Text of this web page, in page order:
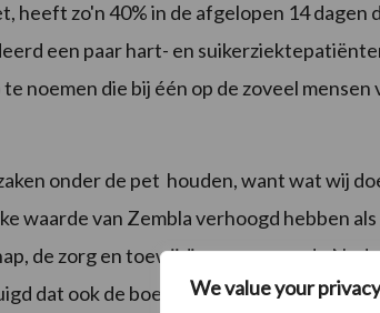
We value your privacy
heeft zo'n 40% in de afgelopen 14 dagen
een paar hart- en
noemen die bij één op de zoveel
onder de pet houden, want wat wij
waarde van Zembla verhoogd hebben
de zorg en toewijding waarmee de
dat ook de boeren die aan de Zembla